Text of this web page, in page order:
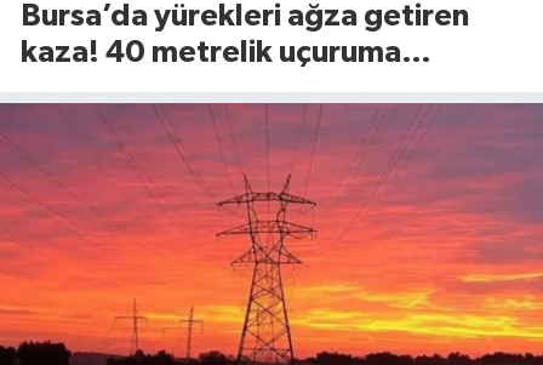
Bursa’da yürekleri ağza getiren
kaza! 40 metrelik uçuruma